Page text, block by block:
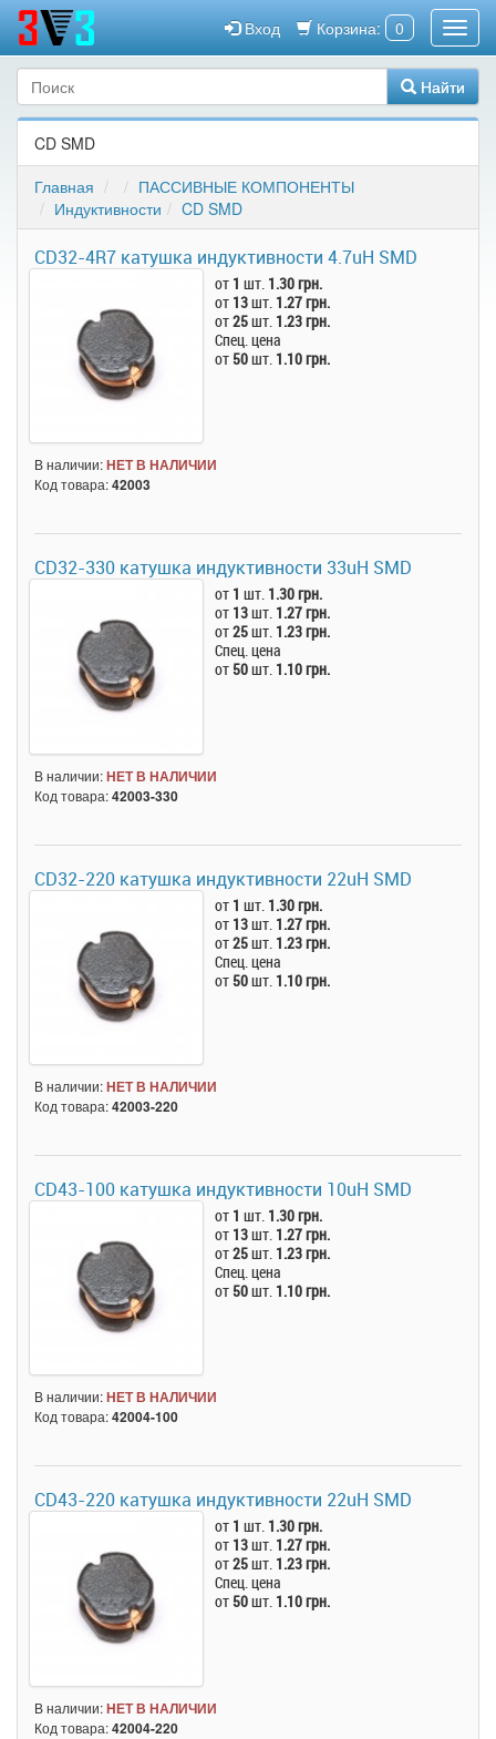
Корзина: 0
Вход
Найти
CD SMD
Главная
ПАССИВНЫЕ КОМПОНЕНТЫ
Индуктивности
CD SMD
CD32-4R7 катушка индуктивности 4.7uH SMD
от 1 шт. 1.30 грн.
от 13шт. 1.27 грн.
от25шт. 1.23 грн.
Спец. цена
от 50шт. 1.10 грн.
В наличии:НЕТ В НАЛИЧИИ
Код товара:42003
CD32-330 катушка индуктивности 33uH SMD
от 1 шт. 1.30 грн.
от 13шт. 1.27 грн.
от25шт. 1.23 грн.
Спец. цена
от 50шт. 1.10 грн.
В наличии:НЕТ В НАЛИЧИИ
Код товара:42003-330
CD32-220 катушка индуктивности 22uH SMD
от 1 шт. 1.30 грн.
от 13шт. 1.27 грн.
от25шт. 1.23 грн.
Спец. цена
от 50шт. 1.10 грн.
В наличии:НЕТ В НАЛИЧИИ
Код товара:42003-220
CD43-100 катушка индуктивности 10uH SMD
от 1 шт. 1.30 грн.
от 13шт. 1.27 грн.
от25шт. 1.23 грн.
Спец. цена
от 50шт. 1.10 грн.
В наличии:НЕТ В НАЛИЧИИ
Код товара:42004-100
CD43-220 катушка индуктивности 22uH SMD
от 1 шт. 1.30 грн.
от 13шт. 1.27 грн.
от25шт. 1.23 грн.
Спец. цена
от 50шт. 1.10 грн.
В наличии:НЕТ В НАЛИЧИИ
Код товара:42004-220